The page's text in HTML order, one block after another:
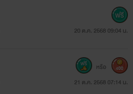
20 ต.ค. 2568 09:04 น.
21 ต.ค. 2568 07:14 น.
หรือ 400